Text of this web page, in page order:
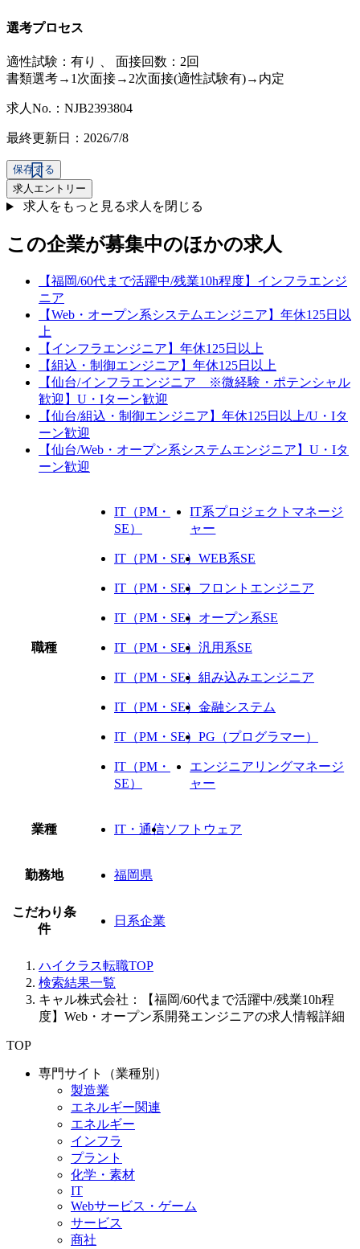
選考プロセス
適性試験： 有り 、
面接回数：2回
書類選考→1次面接→2次面接(適性試験有)→内定
求人No.：NJB2393804
最終更新日：2026/7/8
保存する
求人エントリー
求人をもっと見る求人を閉じる
この企業が募集中のほかの求人
【福岡/60代まで活躍中/残業10h程度】インフラエンジ
ニア
【Web・オープン系システムエンジニア】年休125日以
上
【インフラエンジニア】年休125日以上
【組込・制御エンジニア】年休125日以上
【仙台/インフラエンジニア ※微経験・ポテンシャル
歓迎】U・Iターン歓迎
【仙台/組込・制御エンジニア】年休125日以上/U・Iタ
ーン歓迎
【仙台/Web・オープン系システムエンジニア】U・Iタ
ーン歓迎
職種
IT（PM・
SE）
IT系プロジェクトマネージ
ャー
IT（PM・SE） WEB系SE
IT（PM・SE） フロントエンジニア
IT（PM・SE） オープン系SE
IT（PM・SE） 汎用系SE
IT（PM・SE） 組み込みエンジニア
IT（PM・SE） 金融システム
IT（PM・SE） PG（プログラマー）
IT（PM・
SE）
エンジニアリングマネージ
ャー
業種 IT・通信ソフトウェア
勤務地 福岡県
こだわり条
件
日系企業
ハイクラス転職TOP
検索結果一覧
キャル株式会社：【福岡/60代まで活躍中/残業10h程
度】Web・オープン系開発エンジニアの求人情報詳細
TOP
専門サイト（業種別）
製造業
エネルギー関連
エネルギー
インフラ
プラント
化学・素材
IT
Webサービス・ゲーム
サービス
商社